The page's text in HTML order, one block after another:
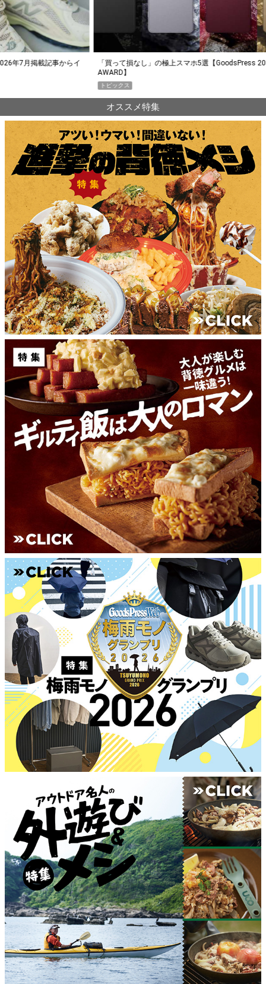
イ
「買って損なし」の極上スマホ5選【GoodsPress 2026上半期
薄着
オススメ特集